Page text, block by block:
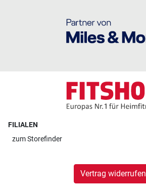
FILIALEN
zumStorefinder
Vertrag widerrufen